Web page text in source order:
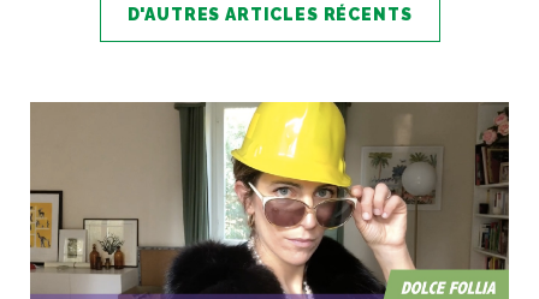
D'AUTRES ARTICLES RÉCENTS